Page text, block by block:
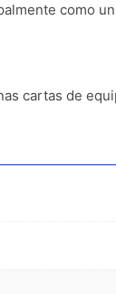
como
cartas de